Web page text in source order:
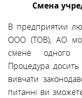
Смена
В предприятии
ООО (ТОВ), АО
смене одного
Процедура
вивчати
питанні ви